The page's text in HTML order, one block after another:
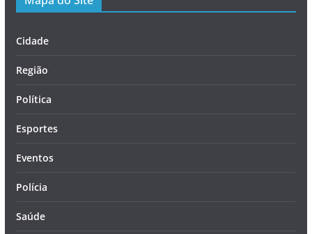
Cidade
Região
Política
Esportes
Eventos
Polícia
Saúde